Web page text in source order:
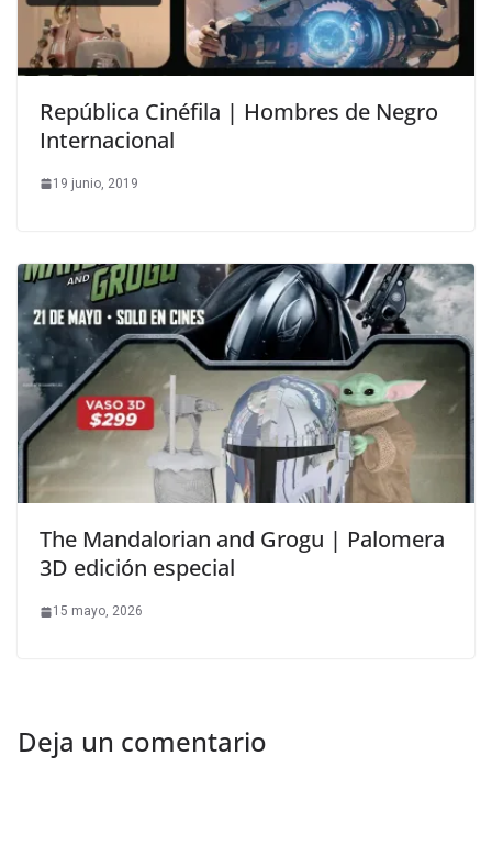
República Cinéfila | Hombres de Negro
Internacional
19 junio, 2019
The Mandalorian and Grogu | Palomera
3D edición especial
15 mayo, 2026
Deja un comentario